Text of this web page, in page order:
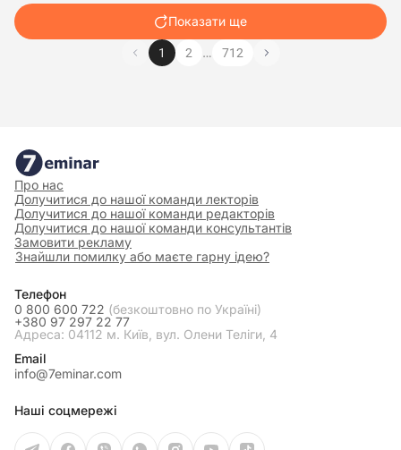
Показати ще
1 2 … 712
Про нас
Долучитися до нашої команди лекторів
Долучитися до нашої команди редакторів
Долучитися до нашої команди консультантів
Замовити рекламу
Знайшли помилку або маєте гарну ідею?
Телефон
0 800 600 722 (безкоштовно по Україні)
+380 97 297 22 77
Адреса: 04112 м. Київ, вул. Олени Теліги, 4
Email
info@7eminar.com
Наші соцмережі